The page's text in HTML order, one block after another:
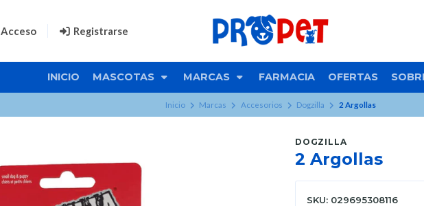
Acceso Registrarse
INICIO MASCOTAS MARCAS FARMACIA OFERTAS
Inicio Marcas Accesorios Dogzilla 2 Argollas
DOGZILLA
2 Argollas
SKU: 029695308116